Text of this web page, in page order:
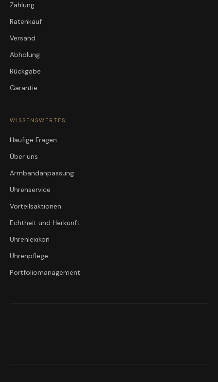
Zahlung
Ratenkauf
Versand
Abholung
Rückgabe
Garantie
WISSENSWERTES
Häufige Fragen
Über uns
Armbandanpassung
Uhrenservice
Vorteilsaktionen
Echtheit und Herkunft
Uhrenlexikon
Uhrenpflege
Portfoliomanagement